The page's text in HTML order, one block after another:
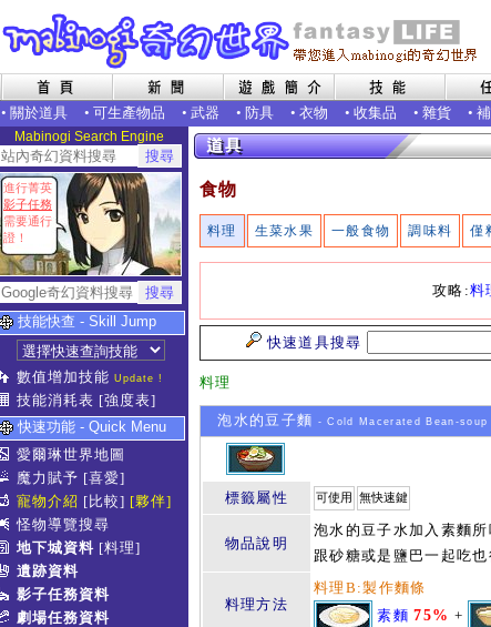
• 關於道具 • 可生產物品 • 武器 • 防具 • 衣物 • 收集品 • 雜貨 •
Mabinogi Search Engine
進行菁英
影子任務
需要通行
證！
技能快查 - Skill Jump
數值增加技能 Update !
技能消耗表 [強度表]
快速功能 - Quick Menu
愛爾琳世界地圖
魔力賦予 [喜愛]
寵物介紹 [比較] [夥伴]
怪物導覽搜尋
地下城資料 [料理]
遺跡資料
影子任務資料
劇場任務資料
食物
料理 生菜水果 一般食物 調味料 僅
攻略:料
快速道具搜尋
料理
泡水的豆子麵 - Cold Macerated Bean-soup
標籤屬性 可使用 無快速鍵
物品說明
泡水的豆子水加入素麵
跟砂糖或是鹽巴一起吃
料理方法
料理B:製作麵條
素麵 75% +